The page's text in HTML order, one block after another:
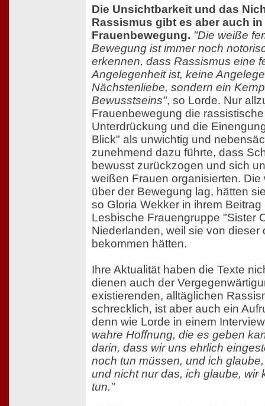
Die Unsichtbarkeit und das
Rassismus gibt es aber auch
Frauenbewegung. "Die weiße
Bewegung ist immer noch
erkennen, dass Rassismus eine
Angelegenheit ist, keine
Nächstenliebe, sondern ein
Bewusstseins", so Lorde. Nur
Frauenbewegung die
Unterdrückung und die
Blick" als unwichtig und
zunehmend dazu führte, dass
bewusst zurückzogen und sich
weißen Frauen organisierten. Die
über der Bewegung lag, hätten
so Gloria Wekker in ihrem
Lesbische Frauengruppe "Sister
Niederlanden, weil sie von
bekommen hätten.
Ihre Aktualität haben die Texte
dienen auch der
existierenden, alltäglichen
schrecklich, ist aber auch ein
denn wie Lorde in einem
wahre Hoffnung, die es geben
darin, dass wir uns ehrlich
noch tun müssen, und ich
und nicht nur das, ich glaube, wir
tun."